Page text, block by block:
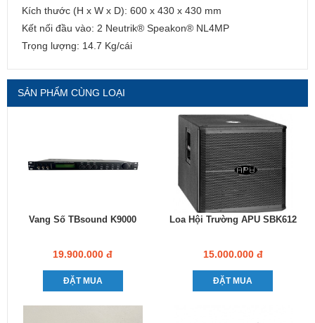
Kích thước (H x W x D): 600 x 430 x 430 mm
Kết nối đầu vào: 2 Neutrik® Speakon® NL4MP
Trọng lượng: 14.7 Kg/cái
SẢN PHẨM CÙNG LOẠI
Vang Số TBsound K9000
19.900.000 đ
ĐẶT MUA
Loa Hội Trường APU SBK612
15.000.000 đ
ĐẶT MUA